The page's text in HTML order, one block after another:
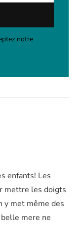
notre
enfants! Les
mettre les doigts
y met même des
mere ne